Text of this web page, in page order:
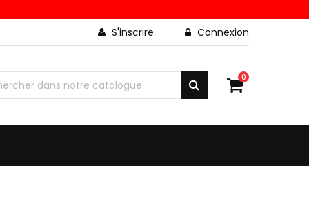
S'inscrire
Connexion
0